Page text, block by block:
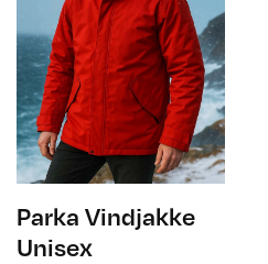
Parka Vindjakke
Unisex